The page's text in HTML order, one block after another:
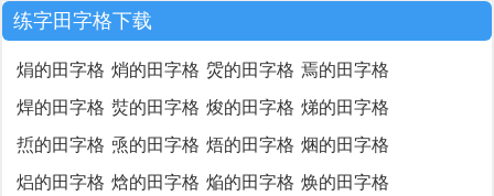
练字田字格下载
焆的田字格 焇的田字格 焈的田字格 焉的田字格
焊的田字格 焋的田字格 焌的田字格 焍的田字格
焎的田字格 焏的田字格 焐的田字格 焑的田字格
焒的田字格 焓的田字格 焔的田字格 焕的田字格